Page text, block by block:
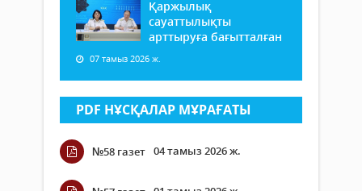
Қаржылық
сауаттылықты
арттыруға бағытталған
07 тамыз 2026 ж.
PDF НҰСҚАЛАР МҰРАҒАТЫ
№58 газет 04 тамыз 2026 ж.